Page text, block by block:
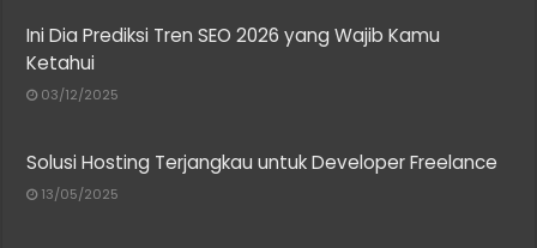
Ini Dia Prediksi Tren SEO 2026 yang Wajib Kamu
Ketahui
03/12/2025
Solusi Hosting Terjangkau untuk Developer Freelance
13/05/2025